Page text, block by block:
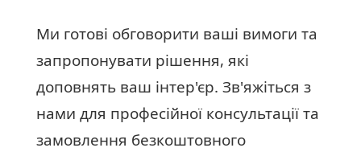
Ми готові обговорити ваші вимоги та
запропонувати рішення, які
доповнять ваш інтер'єр. Зв'яжіться з
нами для професійної консультації та
замовлення безкоштовного